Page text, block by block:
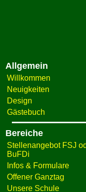
Allgemein
Willkommen
Neuigkeiten
Design
Gästebuch
Bereiche
Stellenangebot FSJ
BuFDi
Infos & Formulare
Offener Ganztag
Unsere Schule